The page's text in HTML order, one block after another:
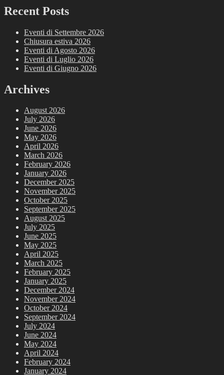
Recent Posts
Eventi di Settembre 2026
Chiusura estiva 2026
Eventi di Agosto 2026
Eventi di Luglio 2026
Eventi di Giugno 2026
Archives
August 2026
July 2026
June 2026
May 2026
April 2026
March 2026
February 2026
January 2026
December 2025
November 2025
October 2025
September 2025
August 2025
July 2025
June 2025
May 2025
April 2025
March 2025
February 2025
January 2025
December 2024
November 2024
October 2024
September 2024
July 2024
June 2024
May 2024
April 2024
February 2024
January 2024